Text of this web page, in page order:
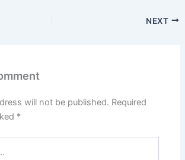
NEXT
will not be published. Required
*